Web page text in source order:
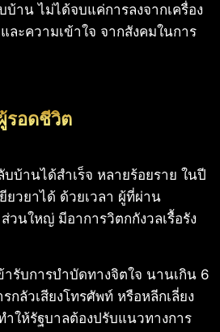
าน ไม่ได้จบแค่การลงจากเครื่อง
ละความเข้าใจ จากสังคมในการ
รอดชีวิต
บ้านได้สำเร็จ หลายร้อยราย ในปี
ยวยาได้ ด้วยเวลา ผู้ที่ผ่าน
นใหญ่ มีอาการวิตกกังวลเรื้อรัง
รับการบำบัดทางจิตใจ นานเกิน 6
ลัวเสียงโทรศัพท์ หรือหลีกเลี่ยง
ให้รัฐบาลต้องปรับแนวทางการ